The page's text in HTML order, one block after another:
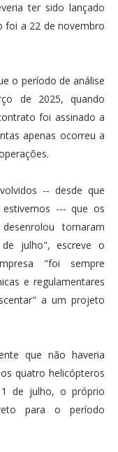
ter sido lançado
foi a 22 de novembro
o período de análise
de 2025, quando
foi assinado a
apenas ocorreu a
-- desde que
--- que os
tornaram
julho", escreve o
"foi sempre
e regulamentares
a um projeto
que não haveria
quatro helicópteros
de julho, o próprio
para o período